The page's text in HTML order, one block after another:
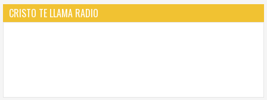
CRISTO TE LLAMA RADIO